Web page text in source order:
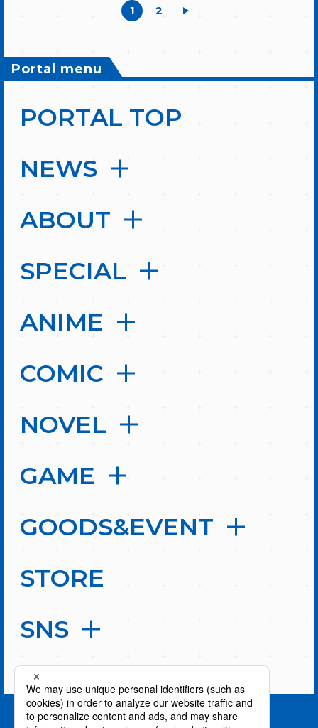
1 2
Portal menu
PORTAL TOP
NEWS
ABOUT
SPECIAL
ANIME
COMIC
NOVEL
GAME
GOODS&EVENT
STORE
SNS